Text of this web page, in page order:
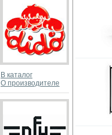
В каталог
О производителе